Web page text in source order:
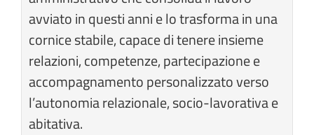
avviato in questi anni e lo trasforma in una
cornice stabile, capace di tenere insieme
relazioni, competenze, partecipazione e
accompagnamento personalizzato verso
l’autonomia relazionale, socio-lavorativa e
abitativa.